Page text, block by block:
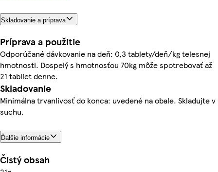
Skladovanie a príprava
Príprava a použitie
Odporúčané dávkovanie na deň: 0,3 tablety/deň/kg telesnej
hmotnosti. Dospelý s hmotnosťou 70kg môže spotrebovať až
21 tabliet denne.
Skladovanie
Minimálna trvanlivosť do konca: uvedené na obale. Skladujte v
suchu.
Ďalšie informácie
Čistý obsah